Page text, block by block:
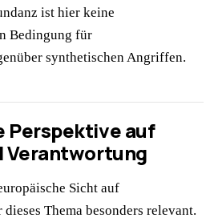
ist hier keine
Bedingung für
synthetischen Angriffen.
Perspektive auf
Verantwortung
Sicht auf
Thema besonders relevant.